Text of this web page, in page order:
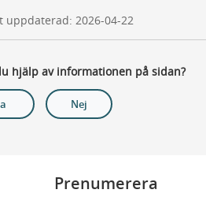
uppdaterad: 2026-04-22
hjälp av informationen på sidan?
Nej
Prenumerera